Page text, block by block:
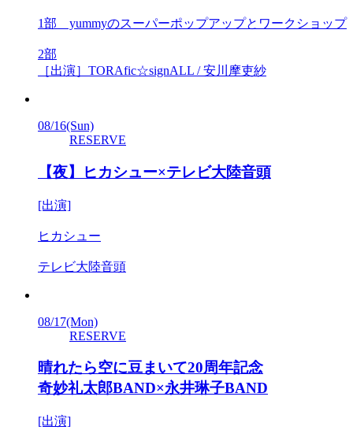
1部 yummyのスーパーポップアップとワークショップ
2部
［出演］TORAfic☆signALL / 安川摩吏紗
08/16(Sun)
RESERVE
【夜】ヒカシュー×テレビ大陸音頭
[出演]
ヒカシュー
テレビ大陸音頭
08/17(Mon)
RESERVE
晴れたら空に豆まいて20周年記念
奇妙礼太郎BAND×永井琳子BAND
[出演]